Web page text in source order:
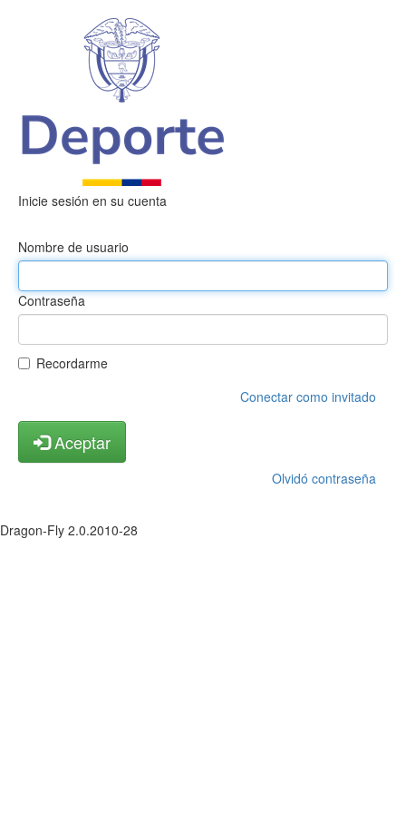
Inicie sesión en su cuenta
Nombre de usuario
Contraseña
Recordarme
Conectar como invitado
Aceptar
Olvidó contraseña
Dragon-Fly 2.0.2010-28